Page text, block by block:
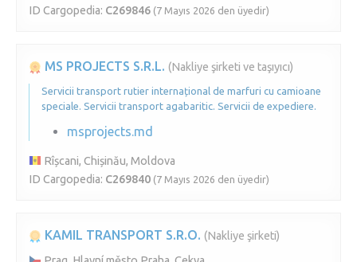
ID Cargopedia: C269846 (7 Mayıs 2026 den üyedir)
MS PROJECTS S.R.L. (Nakliye şirketi ve taşıyıcı)
Servicii transport rutier internațional de marfuri cu camioane
speciale. Servicii transport agabaritic. Servicii de expediere.
msprojects.md
Rîșcani, Chișinău, Moldova
ID Cargopedia: C269840 (7 Mayıs 2026 den üyedir)
KAMIL TRANSPORT S.R.O. (Nakliye şirketi)